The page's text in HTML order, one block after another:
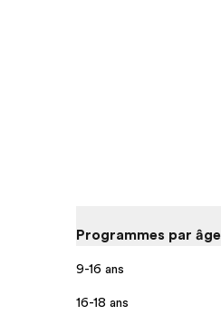
Programmes par âge
9-16 ans
16-18 ans